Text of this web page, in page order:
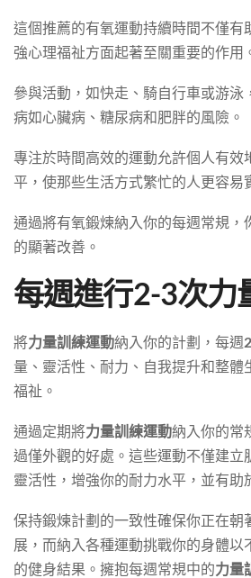
這個推薦的有氧運動持續時間不僅有
強心理福祉方面起著至關重要的作用
參與活動，如快走、騎自行車或游泳
病如心臟病、糖尿病和肥胖的風險。
專注於時間高效的運動允許個人有效
平，使那些生活方式繁忙的人更容易
通過將有氧鍛煉納入你的每週常規，
的顯著改善。
每週進行2-3次力
將力量訓練運動納入你的計劃，每週
量、靈活性、耐力、自我提升和整體
福祉。
通過定期將力量訓練運動納入你的常
過僅外觀的好處。這些運動不僅建立
靈活性，增強你的耐力水平，並有助
保持鍛煉計劃的一致性確保你正在朝
展，而納入各種運動挑戰你的身體以
的健身結果。擁抱每週常規中的力量